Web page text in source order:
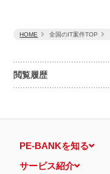
閲覧履歴
HOME 全国のIT案件TOP
PE-BANKを知る
サービス紹介